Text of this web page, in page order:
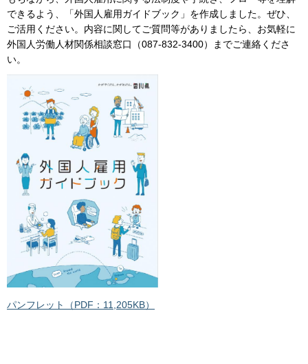
できるよう、「外国人雇用ガイドブック」を作成しました。ぜひ、
ご活用ください。内容に関してご質問等がありましたら、お気軽に
外国人労働人材関係相談窓口（087-832-3400）までご連絡くださ
い。
パンフレット（PDF：11,205KB）